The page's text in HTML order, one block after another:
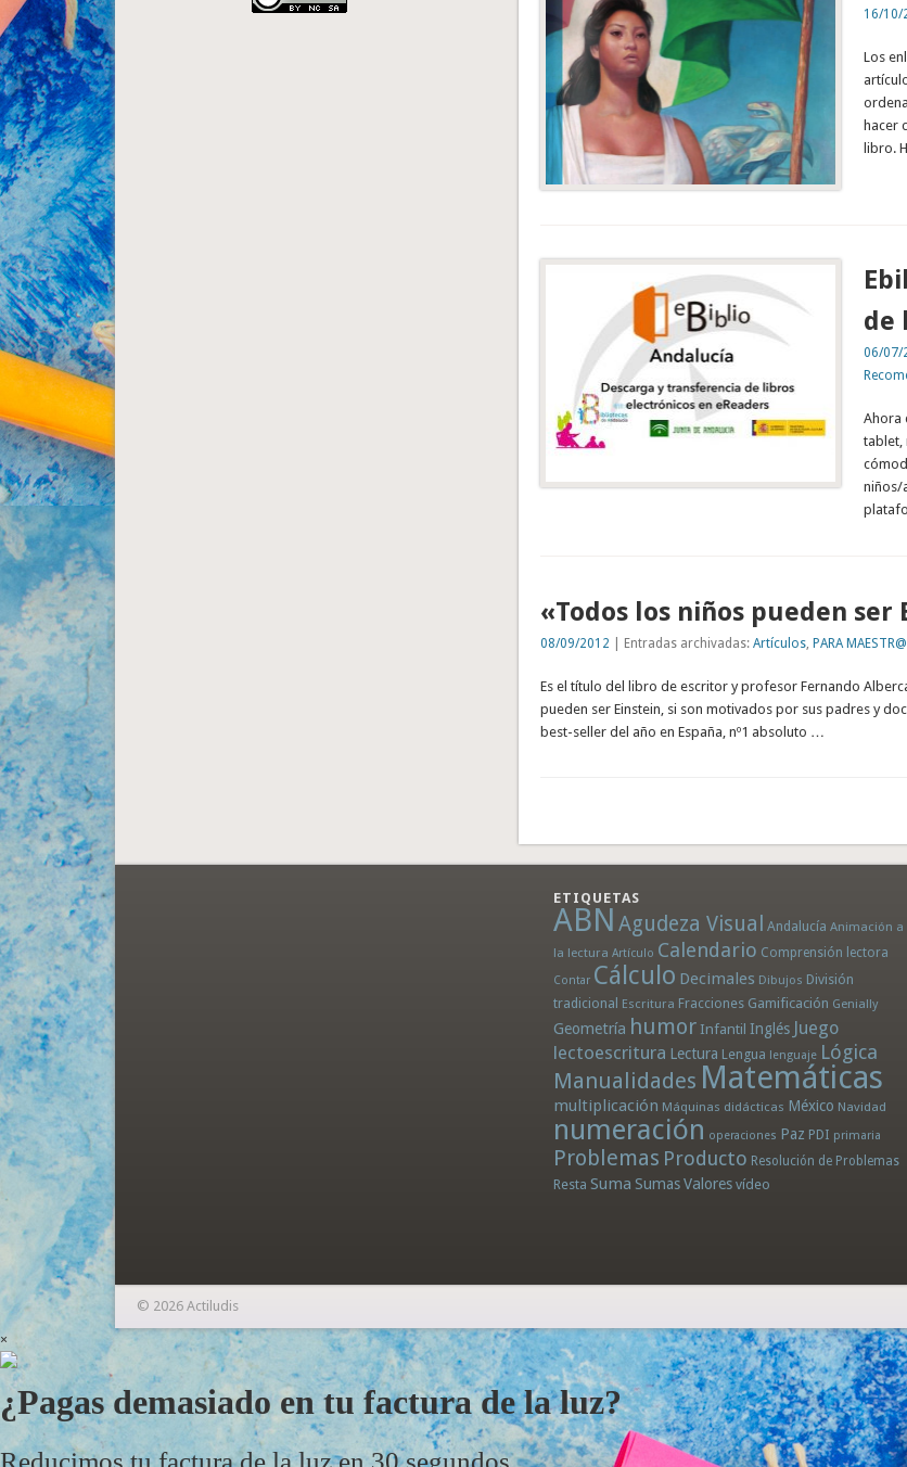
16/10/
Los
hacer
libro.
de
06/07/
Ahora
tablet,
niños/
«Todos los niños pueden ser
08/09/2012 | Entradas archivadas:Artículos ,PARA
Es el título del libro de escritor y profesor Fernando
pueden ser Einstein, si son motivados por sus padres y
best-seller del año en España, nº1 absoluto …
ETIQUETAS
ABN Agudeza Visual Andalucía Animación a
la lectura Artículo Calendario Comprensión lectora
Contar Cálculo Decimales Dibujos División
tradicional Escritura Fracciones Gamificación Genially
Geometría humor Infantil Inglés Juego
lectoescritura Lectura Lengua lenguaje Lógica
Manualidades Matemáticas
multiplicación Máquinas didácticas México Navidad
numeración operaciones Paz PDI primaria
Problemas Producto Resolución de Problemas
Resta Suma SumasValores vídeo
© 2026 Actiludis
×
¿Pagas demasiado en tu factura de la luz?